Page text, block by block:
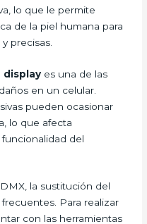
lo que le permite
de la piel humana para
precisas.
display es una de las
en un celular.
pueden ocasionar
lo que afecta
del
la sustitución del
Para realizar
con las herramientas